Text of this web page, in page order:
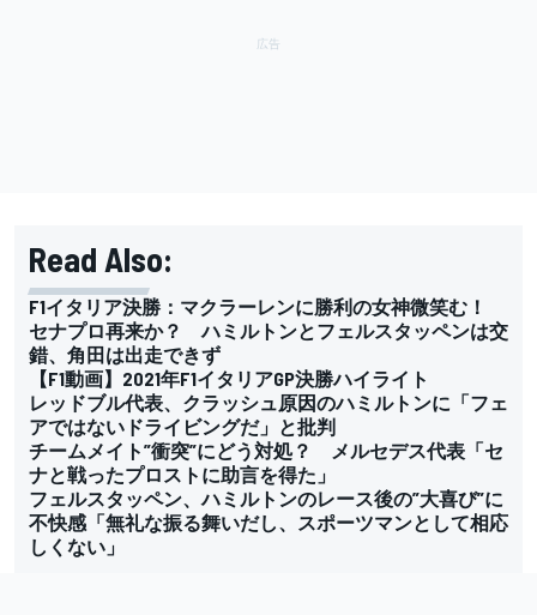
Read Also:
F1イタリア決勝：マクラーレンに勝利の女神微笑む！
セナプロ再来か？ ハミルトンとフェルスタッペンは交
錯、角田は出走できず
【F1動画】2021年F1イタリアGP決勝ハイライト
レッドブル代表、クラッシュ原因のハミルトンに「フェ
アではないドライビングだ」と批判
チームメイト”衝突”にどう対処？ メルセデス代表「セ
ナと戦ったプロストに助言を得た」
フェルスタッペン、ハミルトンのレース後の”大喜び”に
不快感「無礼な振る舞いだし、スポーツマンとして相応
しくない」